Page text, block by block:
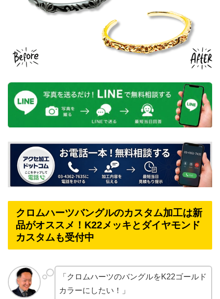
クロムハーツバングルのカスタム加工は新
品がオススメ！K22メッキとダイヤモンド
カスタムも受付中
「クロムハーツのバングルをK22ゴールド
カラーにしたい！」